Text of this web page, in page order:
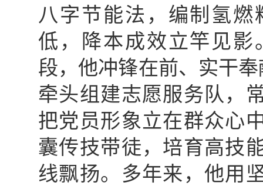
八字节能法，编制氢
低，降本成效立竿见
段，他冲锋在前、实干
牵头组建志愿服务队，
把党员形象立在群众心
囊传技带徒，培育高技
线飘扬。多年来，他用